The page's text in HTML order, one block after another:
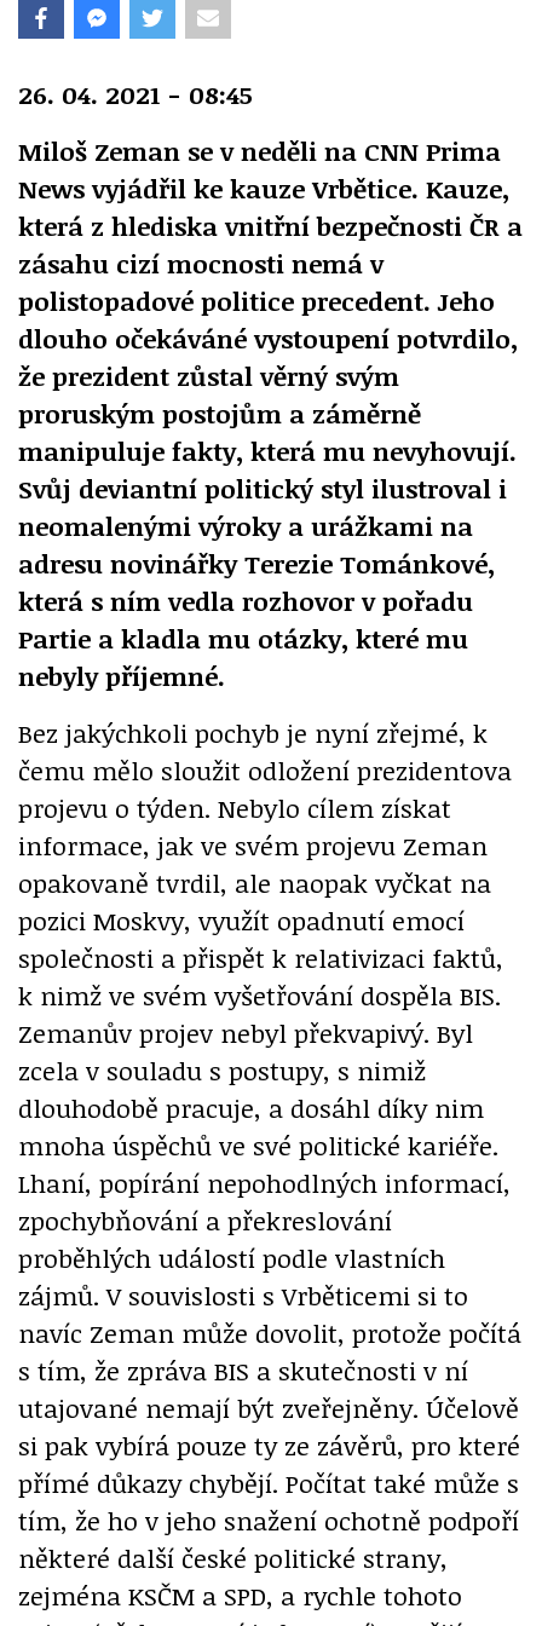
26. 04. 2021 - 08:45
Miloš Zeman se v neděli na CNN Prima
News vyjádřil ke kauze Vrbětice. Kauze,
která z hlediska vnitřní bezpečnosti ČR a
zásahu cizí mocnosti nemá v
polistopadové politice precedent. Jeho
dlouho očekáváné vystoupení potvrdilo,
že prezident zůstal věrný svým
proruským postojům a záměrně
manipuluje fakty, která mu nevyhovují.
Svůj deviantní politický styl ilustroval i
neomalenými výroky a urážkami na
adresu novinářky Terezie Tománkové,
která s ním vedla rozhovor v pořadu
Partie a kladla mu otázky, které mu
nebyly příjemné.
Bez jakýchkoli pochyb je nyní zřejmé, k
čemu mělo sloužit odložení prezidentova
projevu o týden. Nebylo cílem získat
informace, jak ve svém projevu Zeman
opakovaně tvrdil, ale naopak vyčkat na
pozici Moskvy, využít opadnutí emocí
společnosti a přispět k relativizaci faktů,
k nimž ve svém vyšetřování dospěla BIS.
Zemanův projev nebyl překvapivý. Byl
zcela v souladu s postupy, s nimiž
dlouhodobě pracuje, a dosáhl díky nim
mnoha úspěchů ve své politické kariéře.
Lhaní, popírání nepohodlných informací,
zpochybňování a překreslování
proběhlých událostí podle vlastních
zájmů. V souvislosti s Vrběticemi si to
navíc Zeman může dovolit, protože počítá
s tím, že zpráva BIS a skutečnosti v ní
utajované nemají být zveřejněny. Účelově
si pak vybírá pouze ty ze závěrů, pro které
přímé důkazy chybějí. Počítat také může s
tím, že ho v jeho snažení ochotně podpoří
některé další české politické strany,
zejména KSČM a SPD, a rychle tohoto